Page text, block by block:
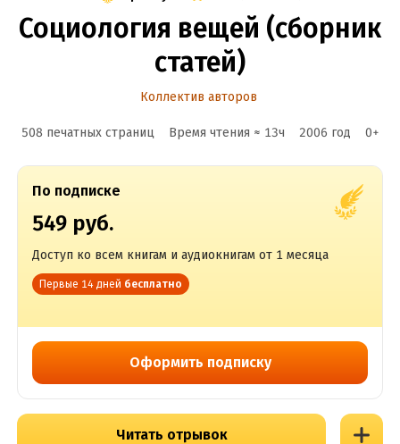
Социология вещей (сборник
статей)
Коллектив авторов
508 печатных страниц Время чтения ≈ 13ч 2006 год 0+
По подписке
549 руб.
Доступ ко всем книгам и аудиокнигам от 1 месяца
Первые 14 дней бесплатно
Оформить подписку
Читать отрывок